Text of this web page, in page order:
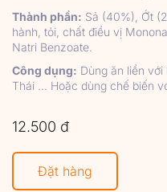
Thành phần: Sả (40%), Ớt
hành, tỏi, chất điều vị
Natri Benzoate.
Công dụng: Dùng ăn liền
Thái ... Hoặc dùng chế biến
12.500 đ
Đặt hàng